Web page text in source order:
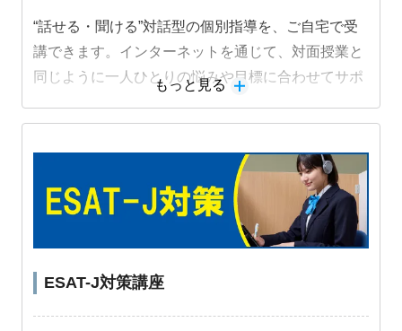
“話せる・聞ける”対話型の個別指導を、ご自宅で受
講できます。インターネットを通じて、対面授業と
同じように一人ひとりの悩みや目標に合わせてサポ
もっと見る
ESAT-J対策講座